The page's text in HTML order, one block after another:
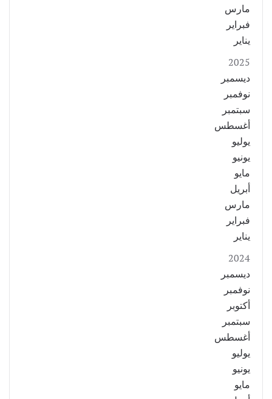
مارس
فبراير
يناير
2025
ديسمبر
نوفمبر
سبتمبر
أغسطس
يوليو
يونيو
مايو
أبريل
مارس
فبراير
يناير
2024
ديسمبر
نوفمبر
أكتوبر
سبتمبر
أغسطس
يوليو
يونيو
مايو